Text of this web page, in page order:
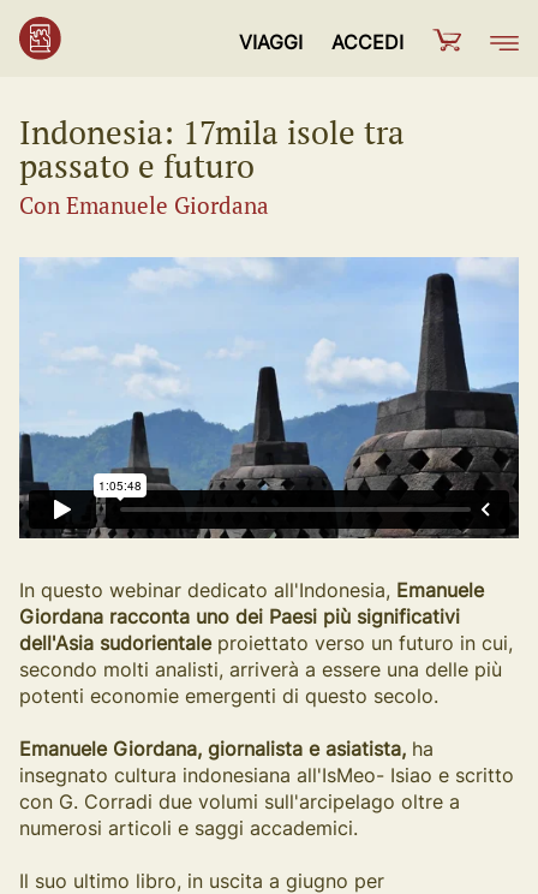
VIAGGI ACCEDI
Indonesia: 17mila isole tra
passato e futuro
Con Emanuele Giordana
In questo webinar dedicato all'Indonesia, Emanuele
Giordana racconta uno dei Paesi più significativi
dell'Asia sudorientale proiettato verso un futuro in cui,
secondo molti analisti, arriverà a essere una delle più
potenti economie emergenti di questo secolo.
Emanuele Giordana, giornalista e asiatista, ha
insegnato cultura indonesiana all'IsMeo- Isiao e scritto
con G. Corradi due volumi sull'arcipelago oltre a
numerosi articoli e saggi accademici.
Il suo ultimo libro, in uscita a giugno per